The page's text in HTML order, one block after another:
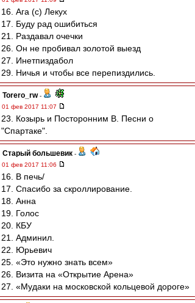
16. Ага (с) Лекух
17. Буду рад ошибиться
21. Раздавал очечки
26. Он не пробивал золотой выезд
27. Инетпиздабол
29. Ничья и чтобы все перепиздились.
Torero_rw-
01 фев 2017 11:07
23. Козырь и Посторонним В. Песни о
"Спартаке".
Старый большевик -
01 фев 2017 11:06
16. В печь/
17. Спасибо за скроллирование.
18. Анна
19. Голос
20. КБУ
21. Админил.
22. Юрьевич
25. «Это нужно знать всем»
26. Визита на «Открытие Арена»
27. «Мудаки на московской кольцевой дороге»